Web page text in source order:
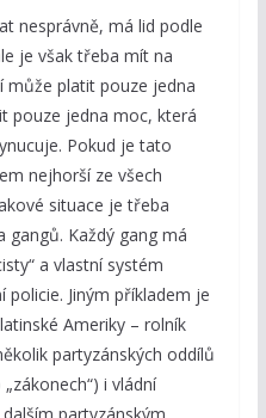
nesprávně, má lid podle
je však třeba mít na
může platit pouze jedna
pouze jedna moc, která
Pokud je tato
nejhorší ze všech
situace je třeba
gangů. Každý gang má
a vlastní systém
Jiným příkladem je
Ameriky – rolník
partyzánských oddílů
i vládní